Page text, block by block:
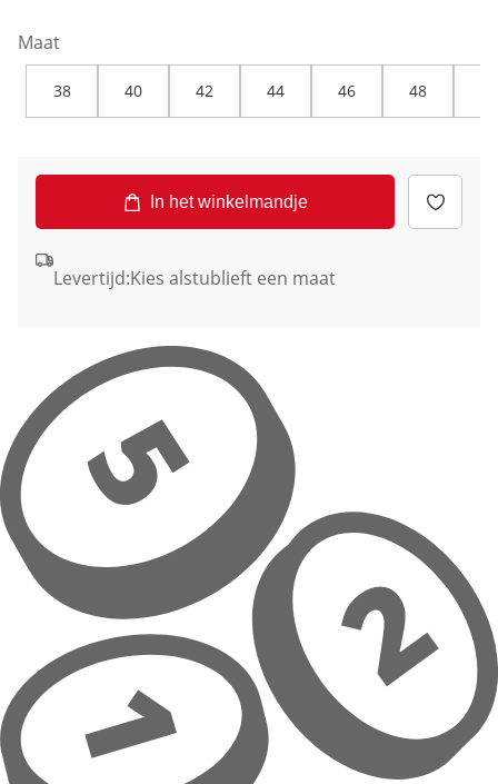
Maat
38 40 42 44 46 48
In het winkelmandje
Levertijd:Kies alstublieft een maat